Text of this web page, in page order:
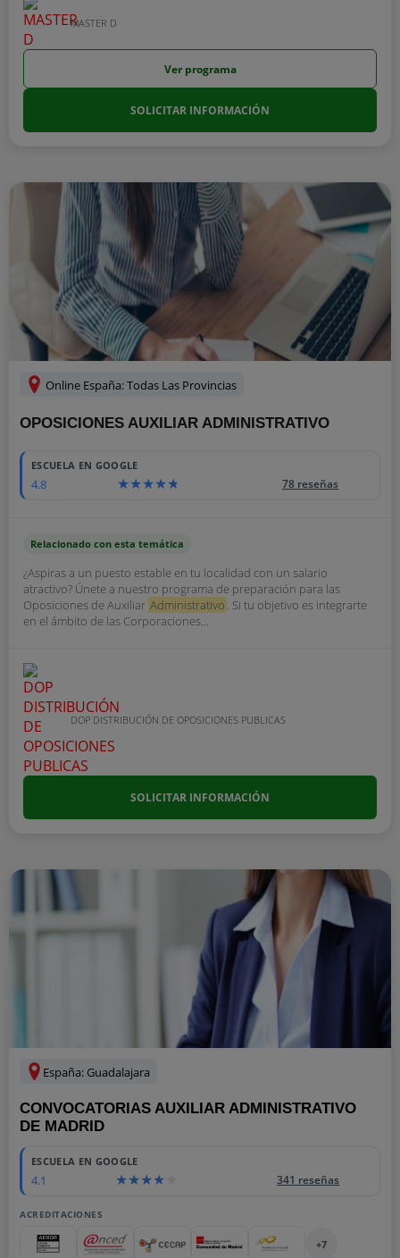
MASTER D
Ver programa
SOLICITAR INFORMACIÓN
Online España: Todas Las Provincias
OPOSICIONES AUXILIAR ADMINISTRATIVO
ESCUELA EN GOOGLE
4.8 78 reseñas
Relacionado con esta temática
¿Aspiras a un puesto estable en tu localidad con un salario
atractivo? Únete a nuestro programa de preparación para las
Oposiciones de Auxiliar Administrativo . Si tu objetivo es integrarte
en el ámbito de las Corporaciones...
DOP DISTRIBUCIÓN DE OPOSICIONES PUBLICAS
SOLICITAR INFORMACIÓN
España: Guadalajara
CONVOCATORIAS AUXILIAR ADMINISTRATIVO
DE MADRID
ESCUELA EN GOOGLE
4.1 341 reseñas
ACREDITACIONES
+7